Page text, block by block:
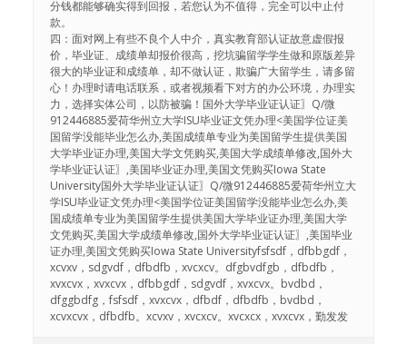
分钱都能够确实得到回报，若您认为不值得，完全可以中止付
款。
四：面对网上有些不良个人中介，真实教育部认证故意虚假报
价，毕业证、成绩单却报价很高，挖坑骗留学学生做和原版差异
很大的毕业证和成绩单，却不做认证，欺骗广大留学生，请多留
心！办理时请电话联系，或者视频看下对方的办公环境，办理实
力，选择实体公司，以防被骗！国外大学毕业证认证〗Q/微
912446885爱荷华州立大学ISU毕业证文凭办理<美国学位证美
国留学没能毕业怎么办,美国成绩单专业为美国留学生提供美国
大学毕业证办理,美国大学文凭购买,美国大学成绩单修改,国外大
学毕业证认证〗,美国毕业证办理,美国文凭购买Iowa State
University国外大学毕业证认证〗Q/微912446885爱荷华州立大
学ISU毕业证文凭办理<美国学位证美国留学没能毕业怎么办,美
国成绩单专业为美国留学生提供美国大学毕业证办理,美国大学
文凭购买,美国大学成绩单修改,国外大学毕业证认证〗,美国毕业
证办理,美国文凭购买Iowa State Universityfsfsdf，dfbbgdf，
xcvxv，sdgvdf，dfbdfb，xvcxcv。dfgbvdfgb，dfbdfb，
xvxcvx，xvxcvx，dfbbgdf，sdgvdf，xvxcvx。bvdbd，
dfggbdfg，fsfsdf，xvxcvx，dfbdf，dfbdfb，bvdbd，
xcvxcvx，dfbdfb。xcvxv，xvcxcv。xvcxcx，xvxcvx，勤发发